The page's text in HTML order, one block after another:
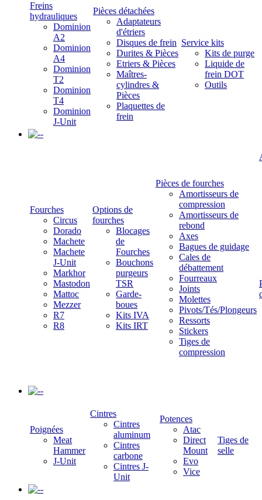
Freins
hydrauliques
Dominion
A2
Dominion
A4
Dominion
T2
Dominion
T4
Dominion
J-Unit
Pièces détachées
Adaptateurs
d'étriers
Disques de frein
Durites & Pièces
Etriers & Pièces
Maîtres-
cylindres &
Pièces
Plaquettes de
frein
Service kits
Kits de purge
Liquide de
frein DOT
Outils
-
Fourches
Circus
Dorado
Machete
Machete
J-Unit
Markhor
Mastodon
Mattoc
Mezzer
R7
R8
Options de
fourches
Blocages
de
Fourches
Bouchons
purgeurs
TSR
Garde-
boues
Kits IVA
Kits IRT
Pièces de fourches
Amortisseurs de
compression
Amortisseurs de
rebond
Axes
Bagues de guidage
Cales de
débattement
Fourreaux
Joints
Molettes
Pivots/Tés/Plongeurs
Ressorts
Stickers
Tiges de
compression
-
Poignées
Meat
Hammer
J-Unit
Cintres
Cintres
aluminum
Cintres
carbone
Cintres J-
Unit
Potences
Atac
Direct
Mount
Evo
Vice
Tiges de
selle
-